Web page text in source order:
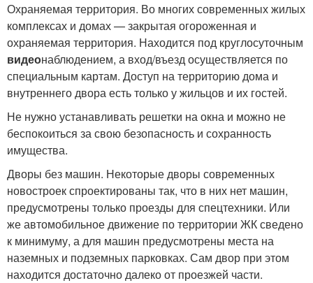
Охраняемая территория. Во многих современных жилых
комплексах и домах — закрытая огороженная и
охраняемая территория. Находится под круглосуточным
видеонаблюдением, а вход/въезд осуществляется по
специальным картам. Доступ на территорию дома и
внутреннего двора есть только у жильцов и их гостей.
Не нужно устанавливать решетки на окна и можно не
беспокоиться за свою безопасность и сохранность
имущества.
Дворы без машин. Некоторые дворы современных
новостроек спроектированы так, что в них нет машин,
предусмотрены только проезды для спецтехники. Или
же автомобильное движение по территории ЖК сведено
к минимуму, а для машин предусмотрены места на
наземных и подземных парковках. Сам двор при этом
находится достаточно далеко от проезжей части.